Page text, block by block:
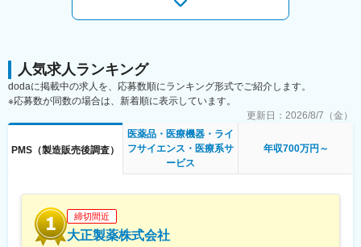
・治験、市販後臨床研究および市販後調査の計画・実施・進捗管
理と報告書作成
・内部・外部関係者との良好な関係構築
・重篤有害事象や逸脱の報告と対応、および医療機器の不具合報
告と対応
・その他、組織やプロジェクトに必要な業務
チームワークや調和を重視するカルチャーです。
製品領域でチームは分かれており、適性に応じて配属予定です。
■働き方：
・ハイブリッド勤務（出社：月1回程度）
・施設訪問：週2～3回（全国）
・グローバル会議あり（早朝／夜間）
人気求人ランキング
dodaに掲載中の求人を、応募数順にランキング形式でご紹介します。
※応募数が同数の場合は、新着順に表示しています。
更新日： 2026/8/7（金）
PMS（製造販売後調査）
医薬品・医療機器・ライ
フサイエンス・医療系サ
ービス
年収700万円～
締切間近
大正製薬株式会社